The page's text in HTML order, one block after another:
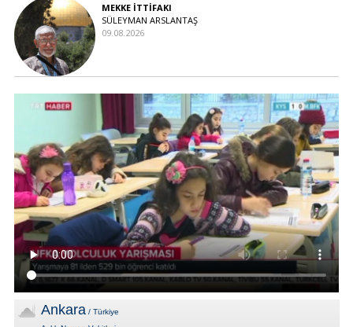
MEKKE İTTİFAKI
SÜLEYMAN ARSLANTAŞ
09.08.2026